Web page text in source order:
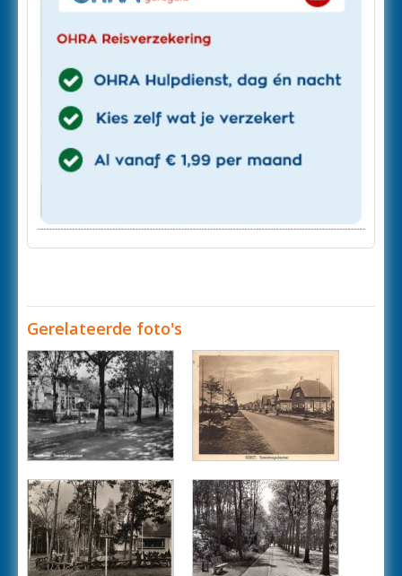
Gerelateerde foto's